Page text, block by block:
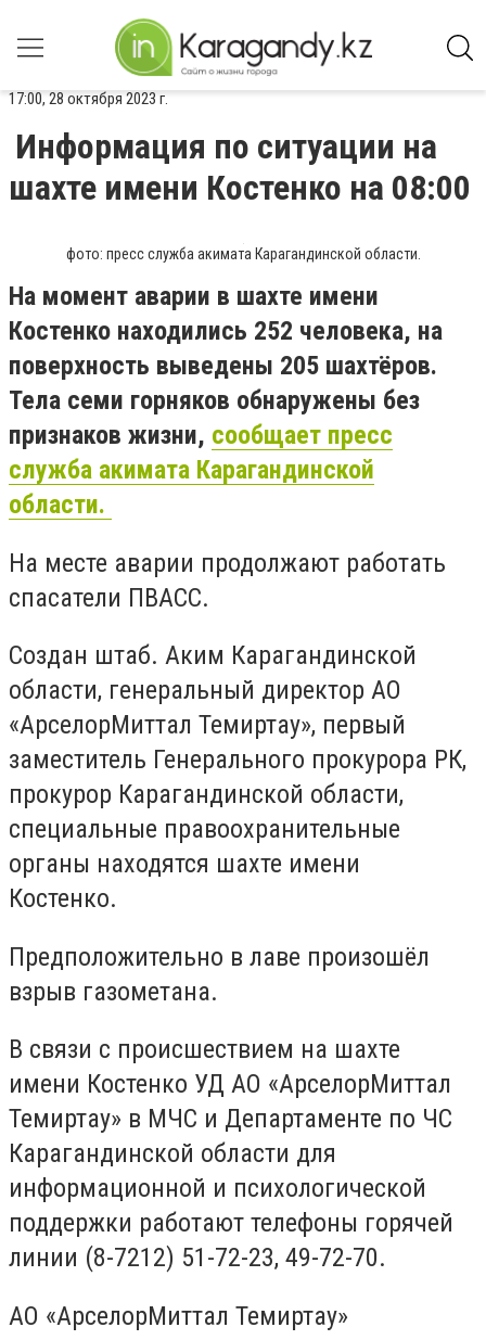
17:00, 28 октября 2023 г.
Информация по ситуации на
шахте имени Костенко на 08:00
фото: пресс служба акимата Карагандинской области.
На момент аварии в шахте имени
Костенко находились 252 человека, на
поверхность выведены 205 шахтёров.
Тела семи горняков обнаружены без
признаков жизни, сообщает пресс
служба акимата Карагандинской
области.
На месте аварии продолжают работать
спасатели ПВАСС.
Создан штаб. Аким Карагандинской
области, генеральный директор АО
«АрселорМиттал Темиртау», первый
заместитель Генерального прокурора РК,
прокурор Карагандинской области,
специальные правоохранительные
органы находятся шахте имени
Костенко.
Предположительно в лаве произошёл
взрыв газометана.
В связи с происшествием на шахте
имени Костенко УД АО «АрселорМиттал
Темиртау» в МЧС и Департаменте по ЧС
Карагандинской области для
информационной и психологической
поддержки работают телефоны горячей
линии (8-7212) 51-72-23, 49-72-70.
АО «АрселорМиттал Темиртау»